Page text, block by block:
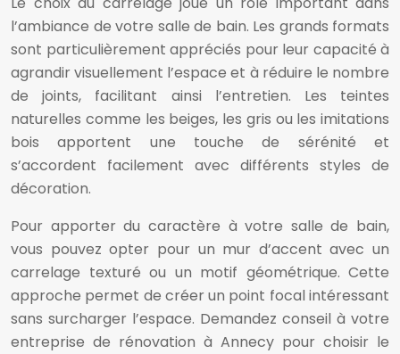
l’ambiance de votre salle de bain. Les grands formats
sont particulièrement appréciés pour leur capacité à
agrandir visuellement l’espace et à réduire le nombre
de joints, facilitant ainsi l’entretien. Les teintes
naturelles comme les beiges, les gris ou les imitations
bois apportent une touche de sérénité et
s’accordent facilement avec différents styles de
décoration.
Pour apporter du caractère à votre salle de bain,
vous pouvez opter pour un mur d’accent avec un
carrelage texturé ou un motif géométrique. Cette
approche permet de créer un point focal intéressant
sans surcharger l’espace. Demandez conseil à votre
entreprise de rénovation à Annecy pour choisir le